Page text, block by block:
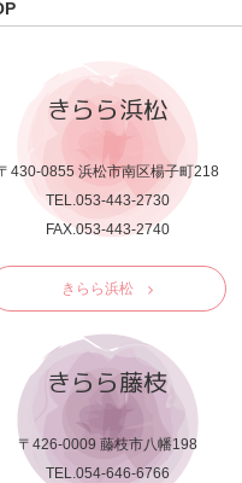
きらら浜松
430-0855 浜松市南区楊子町218
TEL.053-443-2730
FAX.053-443-2740
きらら浜松
きらら藤枝
〒426-0009 藤枝市八幡198
TEL.054-646-6766